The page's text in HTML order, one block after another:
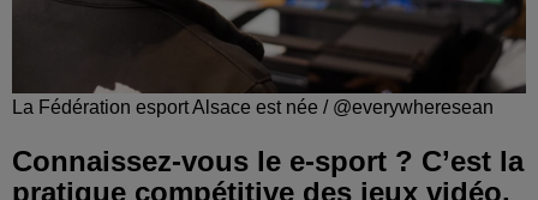
La Fédération esport Alsace est née / @everywheresean
Connaissez-vous le e-sport ? C’est la
pratique compétitive des jeux vidéo,